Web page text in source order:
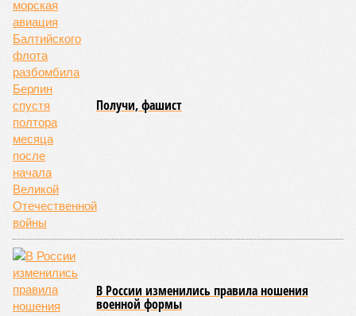
практически не видно. По
порталов, первую очередь ЖК строители обещают сдать к
декабрю 2026 г., вторую – к марту 2028-го. Но никто при
этом из кураторов стройки не задается вопросом: как эти
сроки должны материализоваться? На строительной
площадке, по свидетельствам дольщиков, регулярно
бывающих у забора, какая-либо техника отсутствует. Ни
бетононасосов, ни работающих кранов, ни признаков
мобилизации подрядчиков. При том, что до «декабря 2026»
осталось менее полугода.
Если в «Сказочном лесу» техзаказчик публично
отчитывался о поэтапной готовности – 90%, затем 97%, с
конкретными инженерными работами (усиление
монолитных конструкций, устранение проектных ошибок) –
то по «Станции Л» подобной публичной отчётности
дольщики не видят. Ни Capital Group, ни кураторы
строительства не подтверждают ни соблюдения графика
строительства, ни объёма фактически выполненных работ.